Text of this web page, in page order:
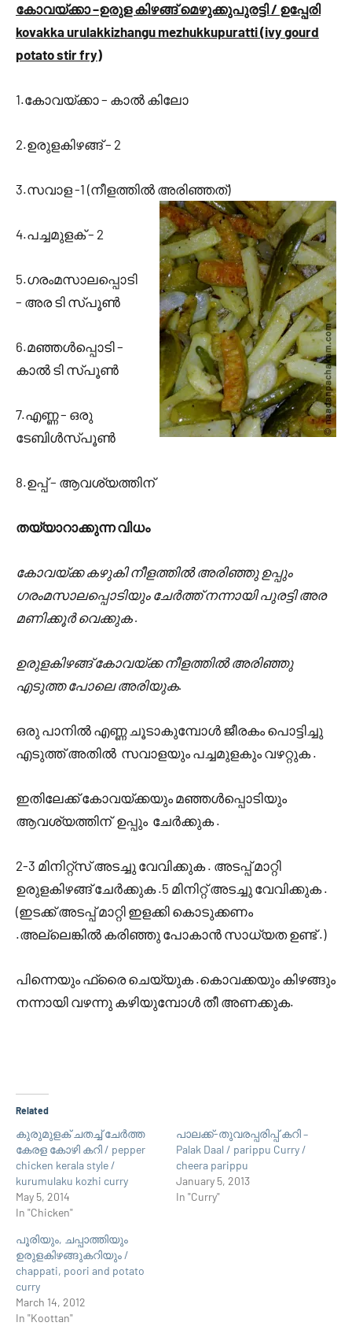
2013
കോവയ്ക്കാ –ഉരുള കിഴങ്ങ് മെഴുക്കുപുരട്ടി / ഉപ്പേരി
kovakka urulakkizhangu mezhukkupuratti (ivy gourd
potato stir fry)
1.കോവയ്ക്കാ – കാല്‍ കിലോ
2.ഉരുളകിഴങ്ങ് – 2
3.സവാള -1 (നീളത്തില്‍ അരിഞ്ഞത്)
4.പച്ചമുളക് – 2
5.ഗരംമസാലപ്പൊടി
– അര ടി സ്പൂണ്‍
6.മഞ്ഞള്‍പ്പൊടി –
കാല്‍ ടി സ്പൂണ്‍
7.എണ്ണ – ഒരു
ടേബിള്‍സ്പൂണ്‍
8.ഉപ്പ് – ആവശ്യത്തിന്
തയ്യാറാക്കുന്ന വിധം
കോവയ്ക്ക കഴുകി നീളത്തില്‍ അരിഞ്ഞു ഉപ്പും
ഗരംമസാലപ്പൊടിയും ചേര്‍ത്ത് നന്നായി പുരട്ടി അര
മണിക്കൂര്‍ വെക്കുക .
ഉരുളകിഴങ്ങ് കോവയ്ക്ക നീളത്തില്‍ അരിഞ്ഞു
എടുത്ത പോലെ അരിയുക.
ഒരു പാനില്‍ എണ്ണ ചൂടാകുമ്പോള്‍ ജീരകം പൊട്ടിച്ചു
എടുത്ത് അതില്‍ സവാളയും പച്ചമുളകും വഴറ്റുക .
ഇതിലേക്ക് കോവയ്ക്കയും മഞ്ഞള്‍പ്പൊടിയും
ആവശ്യത്തിന് ഉപ്പും ചേര്‍ക്കുക .
2-3 മിനിറ്റ്സ് അടച്ചു വേവിക്കുക . അടപ്പ് മാറ്റി
ഉരുളകിഴങ്ങ് ചേര്‍ക്കുക .5 മിനിറ്റ് അടച്ചു വേവിക്കുക .
(ഇടക്ക് അടപ്പ് മാറ്റി ഇളക്കി കൊടുക്കണം
.അല്ലെങ്കില്‍ കരിഞ്ഞു പോകാന്‍ സാധ്യത ഉണ്ട് .)
പിന്നെയും ഫ്രൈ ചെയ്യുക .കൊവക്കയും കിഴങ്ങും
നന്നായി വഴന്നു കഴിയുമ്പോള്‍ തീ അണക്കുക.
Related
കുരുമുളക് ചതച്ച് ചേര്‍ത്ത
കേരള കോഴി കറി / pepper
chicken kerala style /
kurumulaku kozhi curry
May 5, 2014
In "Chicken"
പാലക്ക്-തുവരപ്പരിപ്പ് കറി –
Palak Daal / parippu Curry /
cheera parippu
January 5, 2013
In "Curry"
പൂരിയും, ചപ്പാത്തിയും
ഉരുളകിഴങ്ങുകറിയും /
chappati, poori and potato
curry
March 14, 2012
In "Koottan"